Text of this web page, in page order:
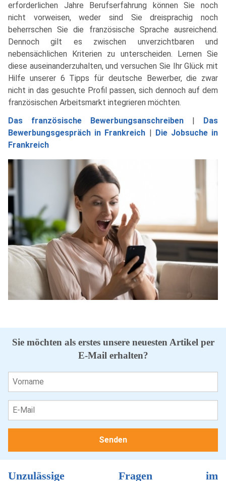
erforderlichen Jahre Berufserfahrung können Sie noch
nicht vorweisen, weder sind Sie dreisprachig noch
beherrschen Sie die französische Sprache ausreichend.
Dennoch gilt es zwischen unverzichtbaren und
nebensächlichen Kriterien zu unterscheiden. Lernen Sie
diese auseinanderzuhalten, und versuchen Sie Ihr Glück mit
Hilfe unserer 6 Tipps für deutsche Bewerber, die zwar
nicht in das gesuchte Profil passen, sich dennoch auf dem
französischen Arbeitsmarkt integrieren möchten.
Das französische Bewerbungsanschreiben | Das
Bewerbungsgespräch in Frankreich | Die Jobsuche in
Frankreich
Sie möchten als erstes unsere neuesten Artikel per
E-Mail erhalten?
Unzulässige Fragen im